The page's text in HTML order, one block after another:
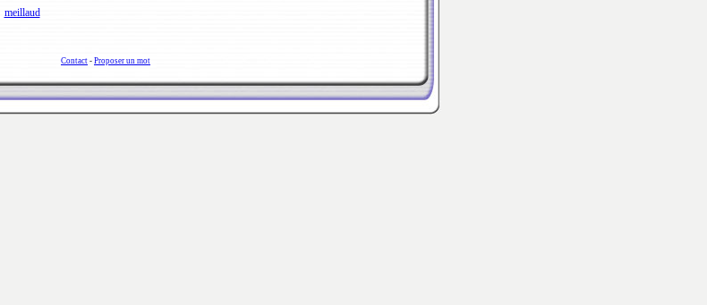
meillaud
Contact - Proposer un mot